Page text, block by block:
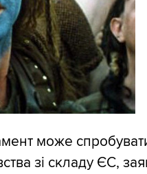
може
зі складу ЄС,